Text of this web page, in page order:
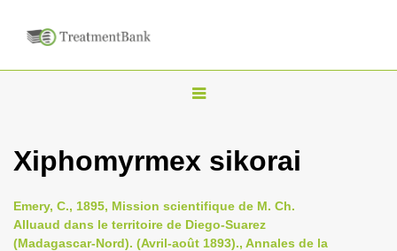
T
g
e
n
Xiphomyrmex sikorai
Emery, C., 1895, Mission scientifique de M. Ch.
Alluaud dans le territoire de Diego-Suarez
(Madagascar-Nord). (Avril-août 1893)., Annales de la